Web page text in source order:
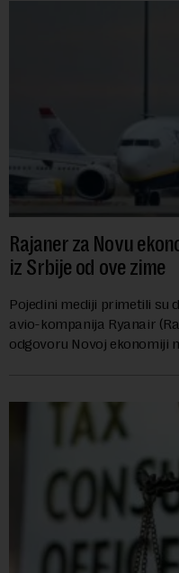
Rajaner za Novu
iz Srbije od ove zime
Pojedini mediji primetili su
avio-kompanija Ryanair
odgovoru Novoj ekonomiji